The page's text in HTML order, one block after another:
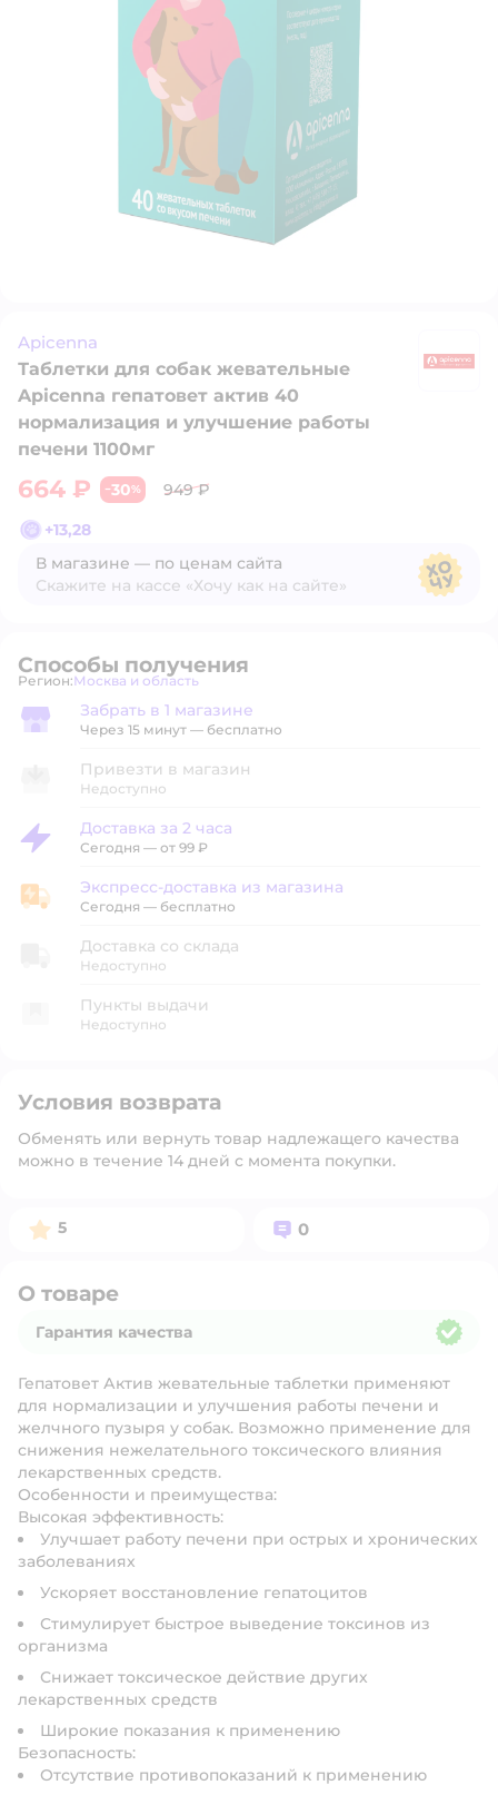
Apicenna
Таблетки для собак жевательные
Apicenna гепатовет актив 40
нормализация и улучшение работы
печени 1100мг
664 ₽ −30%
949 ₽
+13,28
В магазине — по ценам сайта
Скажите на кассе «Хочу как на сайте»
Способы получения
Регион: Выбор адреса доставки.
Москва и область
Забрать в магазине
Забрать в 1 магазине
Через 15 минут — бесплатно
Привезти в магазин
Недоступно
Доставка за 2 часа
Доставка за 2 часа
Сегодня — от 99 ₽
Экспресс-доставка из магазина
Экспресс-доставка из магазина
Сегодня — бесплатно
Доставка со склада
Недоступно
Пункты выдачи
Недоступно
Условия возврата
Обменять или вернуть товар надлежащего качества
можно в течение 14 дней с момента покупки.
Рейтинг:
5 Вопросов:
0
О товаре
Гарантия качества
Гепатовет Актив жевательные таблетки применяют
для нормализации и улучшения работы печени и
желчного пузыря у собак. Возможно применение для
снижения нежелательного токсического влияния
лекарственных средств.
Особенности и преимущества:
Высокая эффективность:
Улучшает работу печени при острых и хронических
заболеваниях
Ускоряет восстановление гепатоцитов
Стимулирует быстрое выведение токсинов из
организма
Снижает токсическое действие других
лекарственных средств
Широкие показания к применению
Безопасность:
Отсутствие противопоказаний к применению